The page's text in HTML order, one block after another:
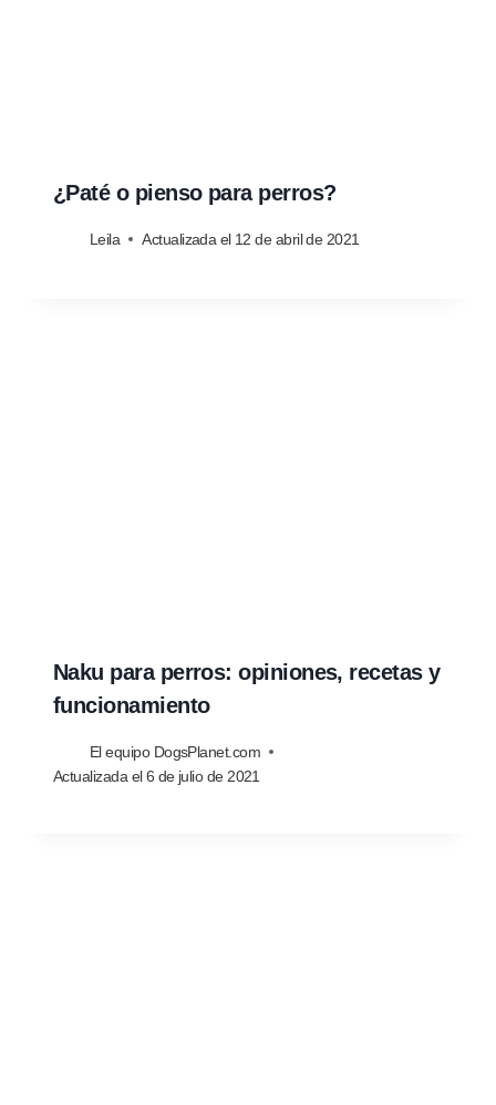
¿Paté o pienso para perros?
Leila Actualizada el 12 de abril de 2021
Naku para perros: opiniones, recetas y
funcionamiento
El equipo DogsPlanet.com
Actualizada el 6 de julio de 2021